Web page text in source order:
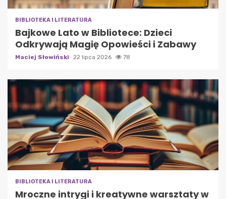
BIBLIOTEKA I LITERATURA
Bajkowe Lato w Bibliotece: Dzieci
Odkrywają Magię Opowieści i Zabawy
Maciej Słowiński 22 lipca 2026 78
BIBLIOTEKA I LITERATURA
Mroczne intrygi i kreatywne warsztaty w